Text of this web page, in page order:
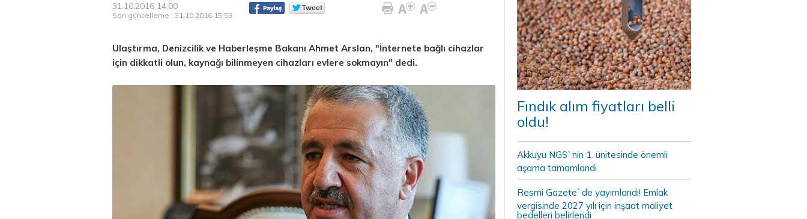
31.10.2016 14:00
Son güncelleme : 31.10.2016 15:53
Ulaştırma, Denizcilik ve Haberleşme Bakanı Ahmet Arslan, "İnternete bağlı cihazlar
için dikkatli olun, kaynağı bilinmeyen cihazları evlere sokmayın" dedi.
Fındık alım fiyatları belli
oldu!
Akkuyu NGS`nin 1. ünitesinde önemli
aşama tamamlandı
Resmi Gazete`de yayımlandı! Emlak
vergisinde 2027 yılı için inşaat maliyet
bedelleri belirlendi